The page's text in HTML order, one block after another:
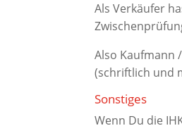
Als Verkäufer
Also Kaufmann
(schriftlich und
Sonstiges
Wenn Du die